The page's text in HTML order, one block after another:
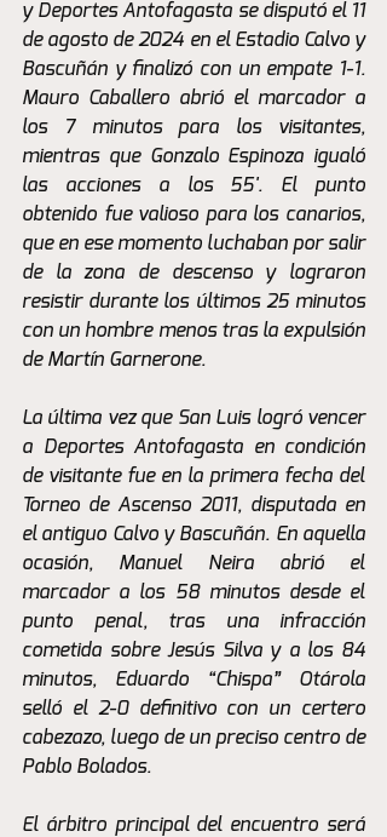
y Deportes Antofagasta se disputó el 11
de agosto de 2024 en el Estadio Calvo y
Bascuñán y finalizó con un empate 1-1.
Mauro Caballero abrió el marcador a
los 7 minutos para los visitantes,
mientras que Gonzalo Espinoza igualó
las acciones a los 55'. El punto
obtenido fue valioso para los canarios,
que en ese momento luchaban por salir
de la zona de descenso y lograron
resistir durante los últimos 25 minutos
con un hombre menos tras la expulsión
de Martín Garnerone.
La última vez que San Luis logró vencer
a Deportes Antofagasta en condición
de visitante fue en la primera fecha del
Torneo de Ascenso 2011, disputada en
el antiguo Calvo y Bascuñán. En aquella
ocasión, Manuel Neira abrió el
marcador a los 58 minutos desde el
punto penal, tras una infracción
cometida sobre Jesús Silva y a los 84
minutos, Eduardo “Chispa” Otárola
selló el 2-0 definitivo con un certero
cabezazo, luego de un preciso centro de
Pablo Bolados.
El árbitro principal del encuentro será